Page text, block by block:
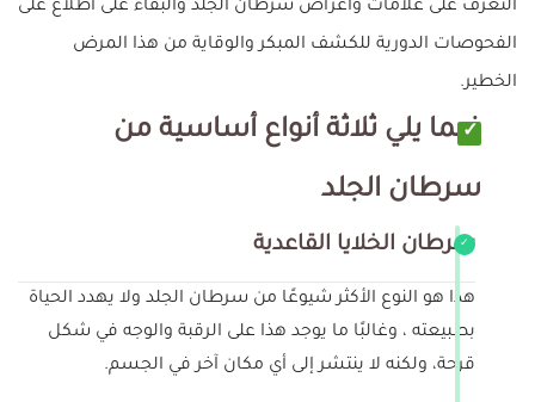
التعرف على علامات وأعراض سرطان الجلد والبقاء على اطلاع على
الفحوصات الدورية للكشف المبكر والوقاية من هذا المرض
الخطير.
فيما يلي ثلاثة أنواع أساسية من
سرطان الجلد
سرطان الخلايا القاعدية
هذا هو النوع الأكثر شيوعًا من سرطان الجلد ولا يهدد الحياة
بطبيعته ، وغالبًا ما يوجد هذا على الرقبة والوجه في شكل
قرحة، ولكنه لا ينتشر إلى أي مكان آخر في الجسم.